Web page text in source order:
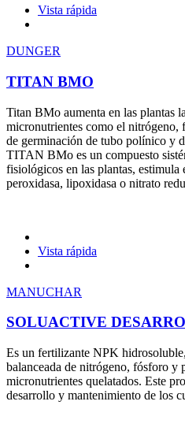
Vista rápida
DUNGER
TITAN BMO
Titan BMo aumenta en las plantas
micronutrientes como el nitrógeno,
de germinación de tubo polínico y
TITAN BMo es un compuesto
fisiológicos en las plantas, estimula
peroxidasa, lipoxidasa o nitrato
Vista rápida
MANUCHAR
SOLUACTIVE
Es un fertilizante NPK
balanceada de nitrógeno, fósforo y
micronutrientes quelatados. Este
desarrollo y mantenimiento de los